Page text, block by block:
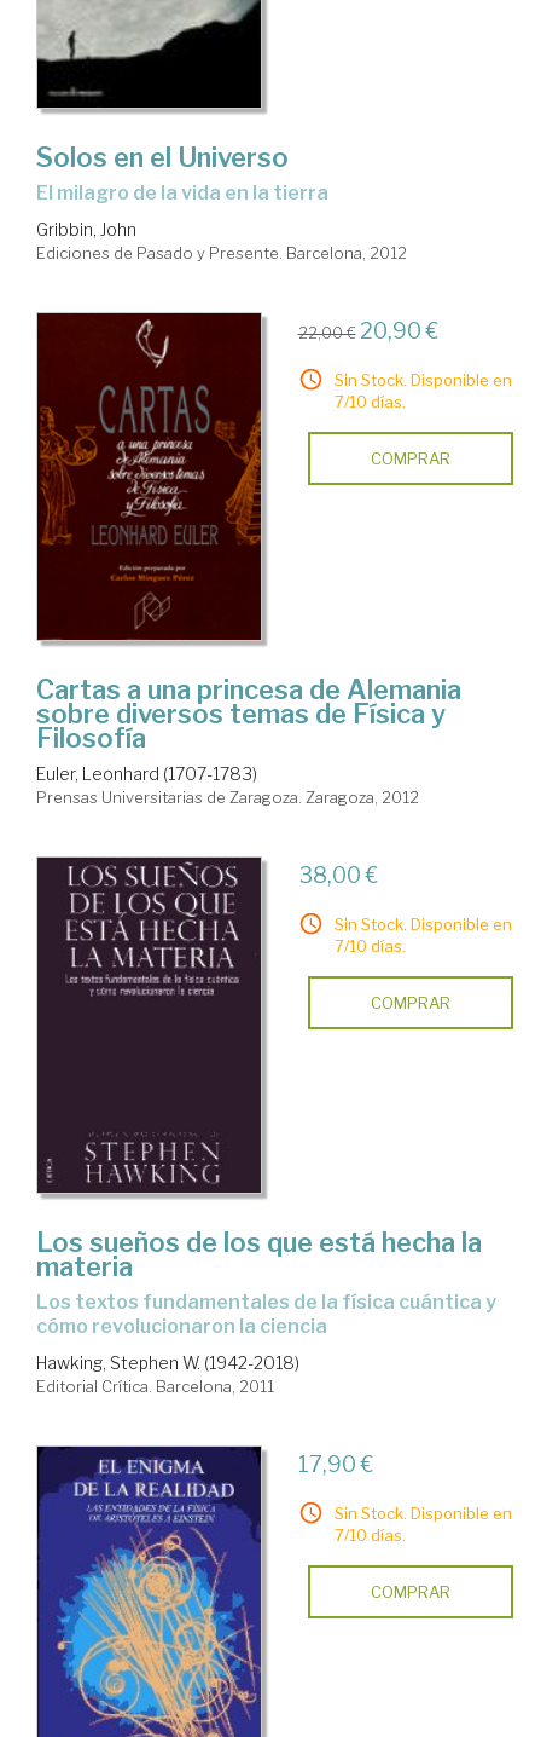
Solos en el Universo
el milagro de la vida en la tierra
Gribbin, John
Ediciones de Pasado y Presente. Barcelona, 2012
22,00 € 20,90 €
Sin Stock. Disponible en
7/10 días.
COMPRAR
Cartas a una princesa de Alemania
sobre diversos temas de Física y
Filosofía
Euler, Leonhard (1707-1783)
Prensas Universitarias de Zaragoza. Zaragoza, 2012
38,00 €
Sin Stock. Disponible en
7/10 días.
COMPRAR
Los sueños de los que está hecha la
materia
los textos fundamentales de la física cuántica y
cómo revolucionaron la ciencia
Hawking, Stephen W. (1942-2018)
Editorial Crítica. Barcelona, 2011
17,90 €
Sin Stock. Disponible en
7/10 días.
COMPRAR